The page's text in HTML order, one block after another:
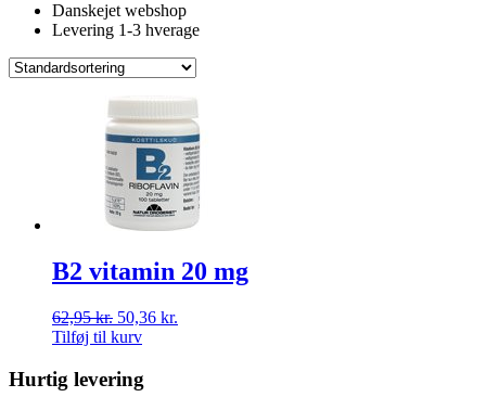
Danskejet webshop
Levering 1-3 hverage
B2 vitamin 20 mg
62,95kr. 50,36 kr.
Tilføj til kurv
Hurtig levering